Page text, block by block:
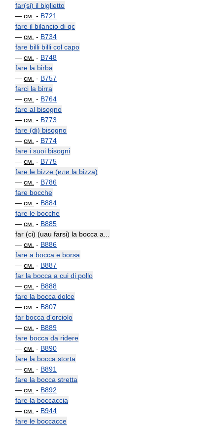
far(si) il biglietto
— см. - B721
fare il bilancio di qc
— см. - B734
fare billi billi col capo
— см. - B748
fare la birba
— см. - B757
farci la birra
— см. - B764
fare al bisogno
— см. - B773
fare (di) bisogno
— см. - B774
fare i suoi bisogni
— см. - B775
fare le bizze (или la bizza)
— см. - B786
fare bocche
— см. - B884
fare le bocche
— см. - B885
far (ci) (uau farsi) la bocca a...
— см. - B886
fare a bocca e borsa
— см. - B887
far la bocca a cui di pollo
— см. - B888
fare la bocca dolce
— см. - B807
far bocca d'orciolo
— см. - B889
fare bocca da ridere
— см. - B890
fare la bocca storta
— см. - B891
fare la bocca stretta
— см. - B892
fare la boccaccia
— см. - B944
fare le boccacce